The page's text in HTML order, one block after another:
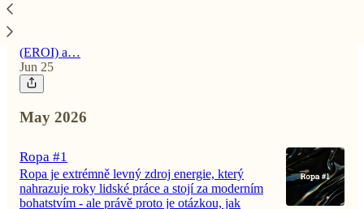
(EROI) a…
Jun 25
May 2026
Ropa #1
Ropa je extrémně levný zdroj energie, který
nahrazuje roky lidské práce a stojí za moderním
bohatstvím - ale právě proto je otázkou, jak